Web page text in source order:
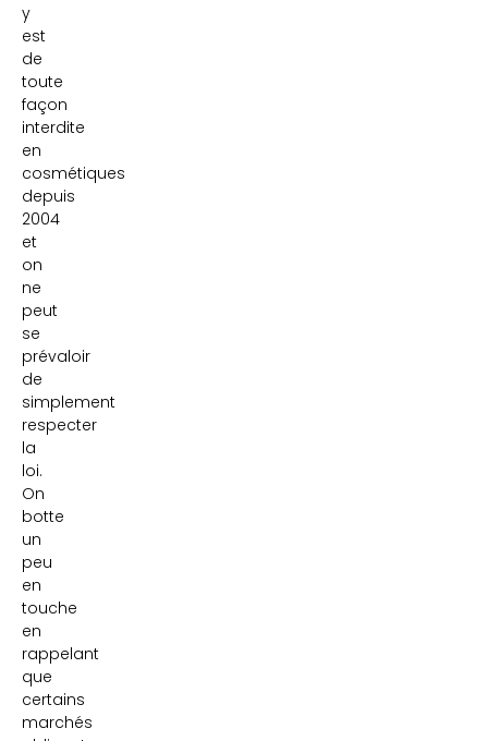
y
est
de
toute
façon
interdite
en
cosmétiques
depuis
2004
et
on
ne
peut
se
prévaloir
de
simplement
respecter
la
loi.
On
botte
un
peu
en
touche
en
rappelant
que
certains
marchés